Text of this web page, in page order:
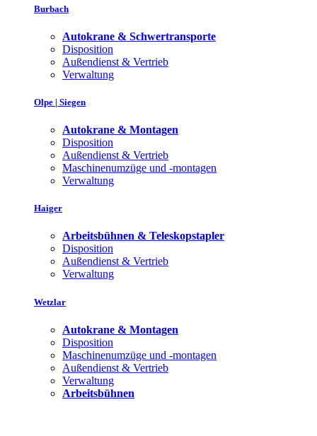
Burbach
Autokrane & Schwertransporte
Disposition
Außendienst & Vertrieb
Verwaltung
Olpe | Siegen
Autokrane & Montagen
Disposition
Außendienst & Vertrieb
Maschinenumzüge und -montagen
Verwaltung
Haiger
Arbeitsbühnen & Teleskopstapler
Disposition
Außendienst & Vertrieb
Verwaltung
Wetzlar
Autokrane & Montagen
Disposition
Maschinenumzüge und -montagen
Außendienst & Vertrieb
Verwaltung
Arbeitsbühnen